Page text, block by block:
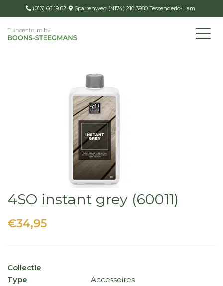
(013) 66 19 82 Sparrenweg (N174) 210 3980 Tessenderlo-Ham
4SO instant grey (60011)
€34,95
Collectie
Type
Accessoires